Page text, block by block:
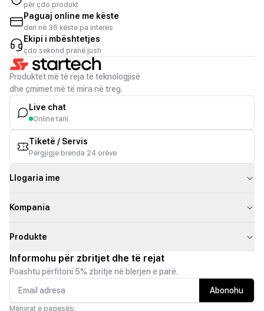
për çdo produkt
Paguaj online me këste
deri në 36 këste pa interes
Ekipi i mbështetjes
çdo sekond pranë jush
Produktet më të reja të teknologjisë
dhe çmimet më të mira në treg.
Live chat
Online tani
Tiketë / Servis
Përgjigje brenda 24 orëve
Llogaria ime
Kompania
Produkte
Informohu për zbritjet dhe të rejat
Poashtu përfitoni 5% zbritje në blerjen e parë.
Abonohu
Mënyrat e pagesës: